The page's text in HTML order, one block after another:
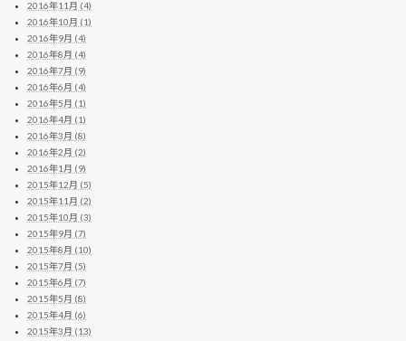
2016年11月 (4)
2016年10月 (1)
2016年9月 (4)
2016年8月 (4)
2016年7月 (9)
2016年6月 (4)
2016年5月 (1)
2016年4月 (1)
2016年3月 (8)
2016年2月 (2)
2016年1月 (9)
2015年12月 (5)
2015年11月 (2)
2015年10月 (3)
2015年9月 (7)
2015年8月 (10)
2015年7月 (5)
2015年6月 (7)
2015年5月 (8)
2015年4月 (6)
2015年3月 (13)